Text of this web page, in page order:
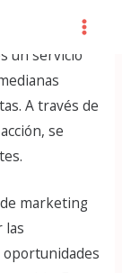
Main
un servicio
A través de
se
marketing
las
oportunidades